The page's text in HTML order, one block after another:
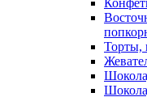
Торты,